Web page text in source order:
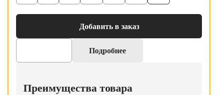
Добавить в заказ
Подробнее
Преимущества товара